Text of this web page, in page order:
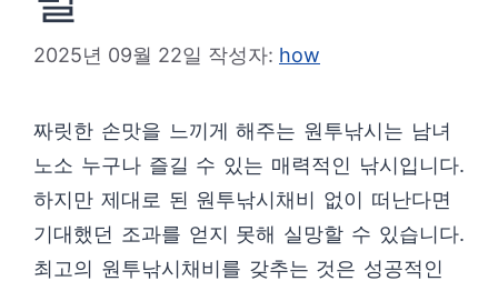
2025년 09월 22일 작성자: how
짜릿한 손맛을 느끼게 해주는 원투낚시는 남녀
노소 누구나 즐길 수 있는 매력적인 낚시입니다.
하지만 제대로 된 원투낚시채비 없이 떠난다면
기대했던 조과를 얻지 못해 실망할 수 있습니다.
최고의 원투낚시채비를 갖추는 것은 성공적인